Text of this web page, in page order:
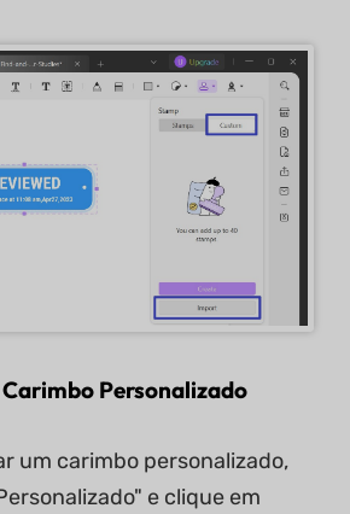
Personalizado
um carimbo personalizado,
e clique em